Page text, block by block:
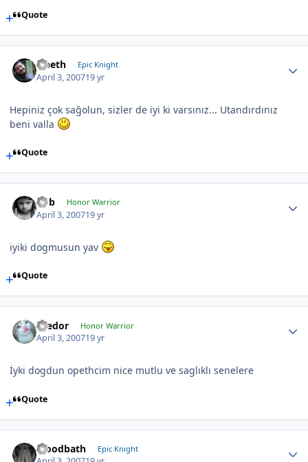
Quote
Opeth Epic Knight
April 3, 200719 yr
Hepiniz çok sağolun, sizler de iyi ki varsınız... Utandırdınız
beni valla
Quote
hbb Honor Warrior
April 3, 200719 yr
iyiki dogmusun yav
Quote
Teedor Honor Warrior
April 3, 200719 yr
İyki dogdun opethcim nice mutlu ve saglıklı senelere
Quote
bloodbath Epic Knight